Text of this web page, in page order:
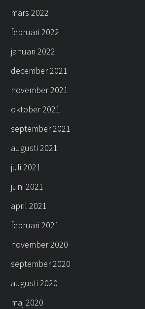
mars 2022
februari 2022
januari 2022
december 2021
november 2021
oktober 2021
september 2021
augusti 2021
juli 2021
juni 2021
april 2021
februari 2021
november 2020
september 2020
augusti 2020
maj 2020